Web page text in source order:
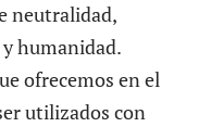
neutralidad,
humanidad.
ofrecemos en el
utilizados con